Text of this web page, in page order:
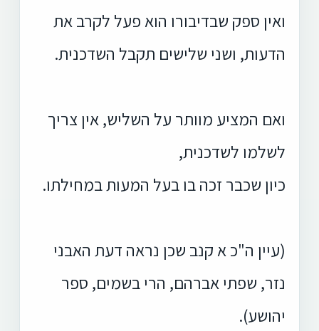
ואין ספק שבדיבורו הוא פעל לקרב את
הדעות, ושני שלישים תקבל השדכנית.
ואם המציע מוותר על השליש, אין צריך
לשלמו לשדכנית,
כיון שכבר זכה בו בעל המעות במחילתו.
(עיין ה"כ א קנב שכן נראה דעת האבני
נזר, שפתי אברהם, הרי בשמים, ספר
יהושע).